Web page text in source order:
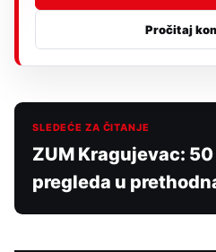
Pročitaj
SLEDEĆE ZA ČITANJE
ZUM Kragujevac:
pregleda u